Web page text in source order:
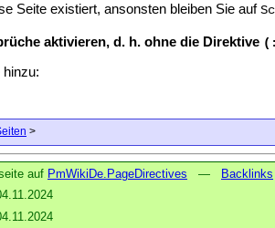
Seite existiert, ansonsten bleiben Sie auf
aktivieren, d. h. ohne die Direktive
hinzu:
>
auf PmWikiDe.PageDirectives —
Backlinks